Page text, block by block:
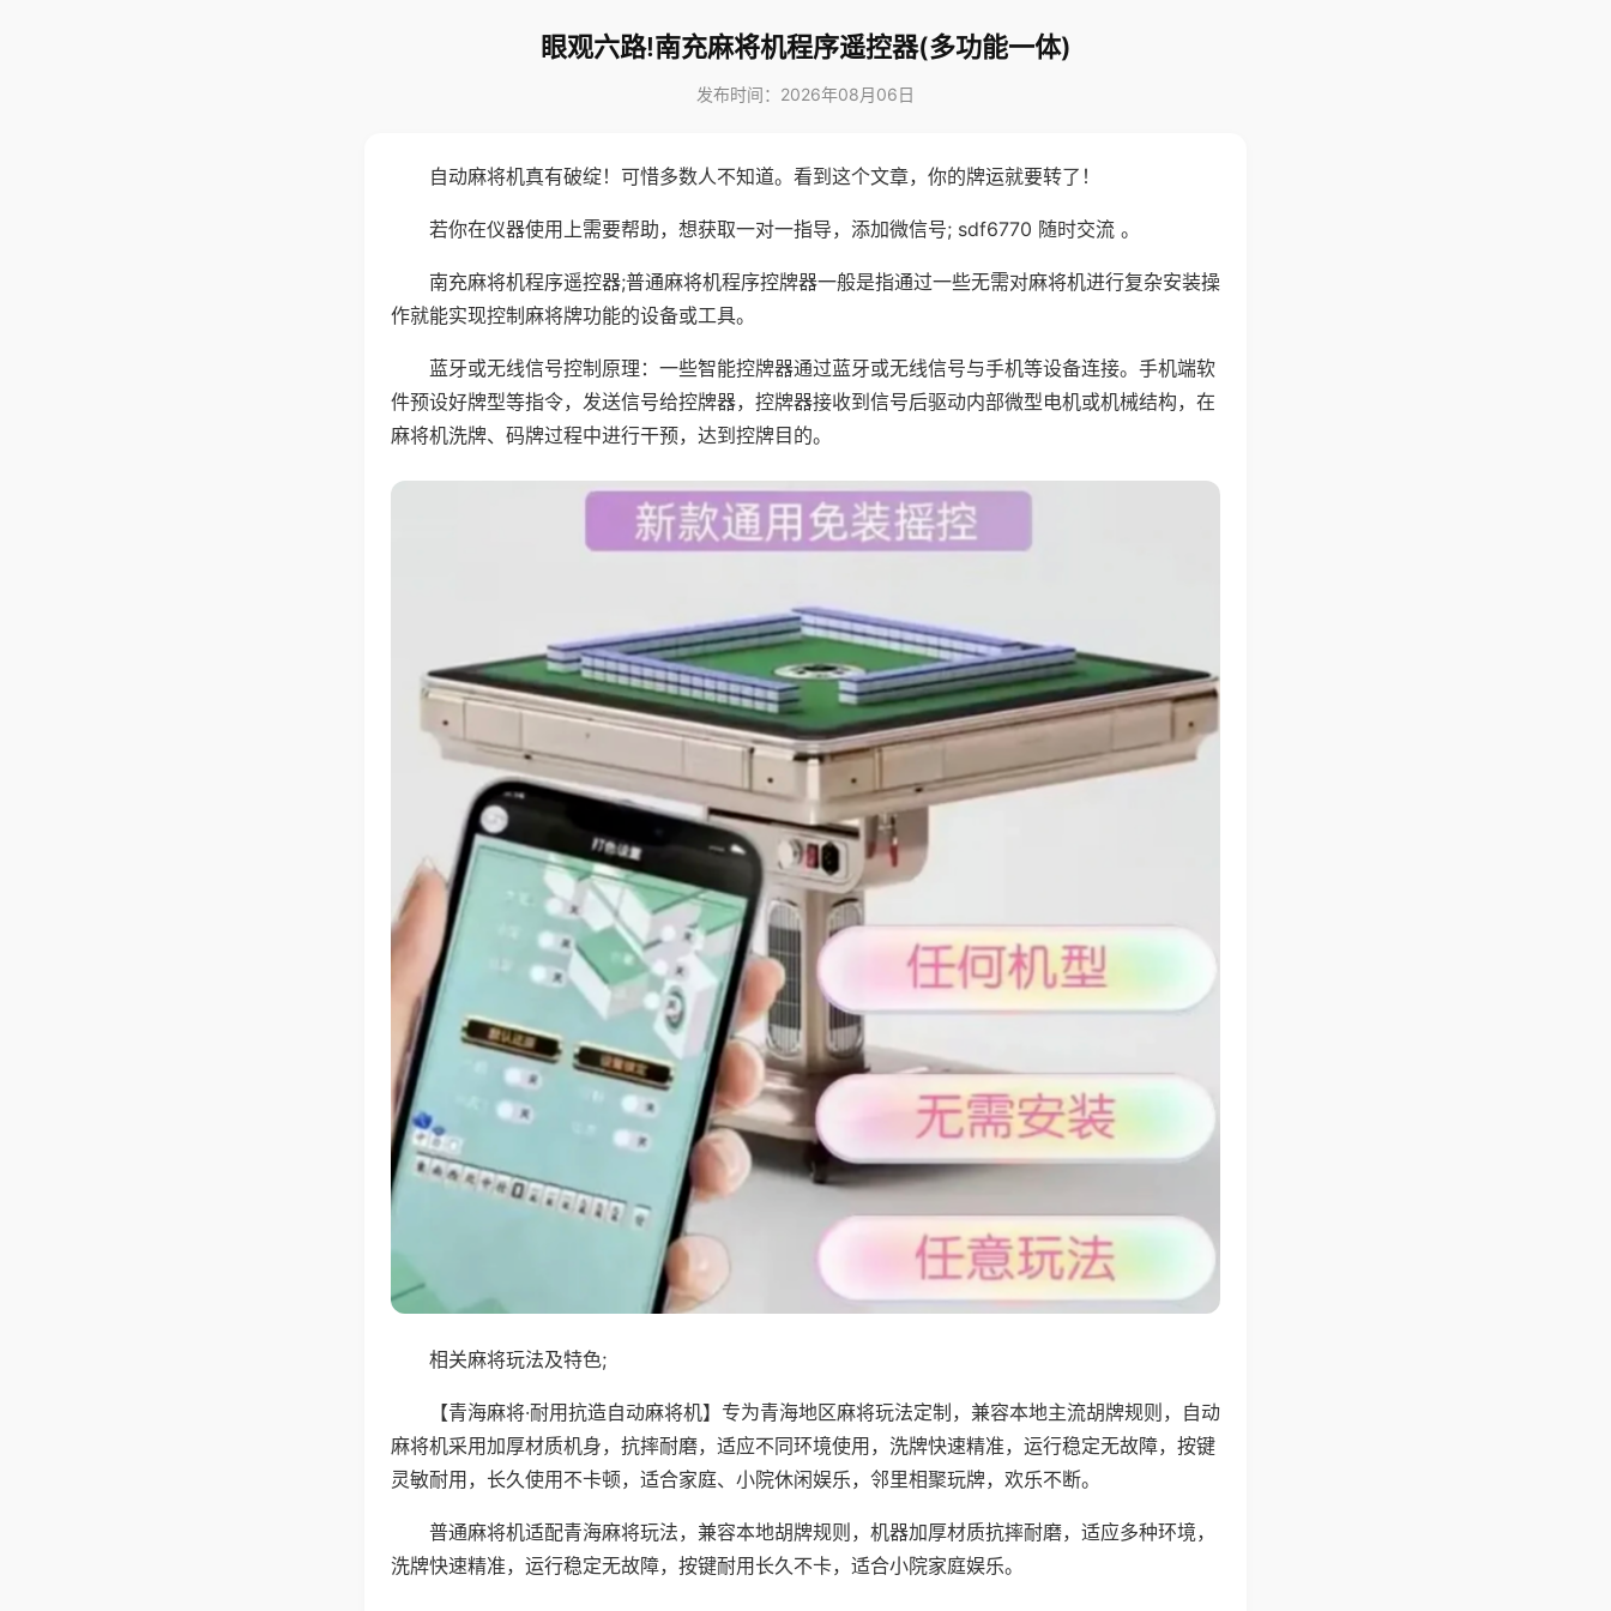
眼观六路!南充麻将机程序遥控器(多功能一体)
发布时间：2026年08月06日
自动麻将机真有破绽！可惜多数人不知道。看到这个文章，你的牌运就要转了！
若你在仪器使用上需要帮助，想获取一对一指导，添加微信号; sdf6770 随时交流 。
南充麻将机程序遥控器;普通麻将机程序控牌器一般是指通过一些无需对麻将机进行复杂安装操
作就能实现控制麻将牌功能的设备或工具。
蓝牙或无线信号控制原理：一些智能控牌器通过蓝牙或无线信号与手机等设备连接。手机端软
件预设好牌型等指令，发送信号给控牌器，控牌器接收到信号后驱动内部微型电机或机械结构，在
麻将机洗牌、码牌过程中进行干预，达到控牌目的。
相关麻将玩法及特色;
【青海麻将·耐用抗造自动麻将机】专为青海地区麻将玩法定制，兼容本地主流胡牌规则，自动
麻将机采用加厚材质机身，抗摔耐磨，适应不同环境使用，洗牌快速精准，运行稳定无故障，按键
灵敏耐用，长久使用不卡顿，适合家庭、小院休闲娱乐，邻里相聚玩牌，欢乐不断。
普通麻将机适配青海麻将玩法，兼容本地胡牌规则，机器加厚材质抗摔耐磨，适应多种环境，
洗牌快速精准，运行稳定无故障，按键耐用长久不卡，适合小院家庭娱乐。